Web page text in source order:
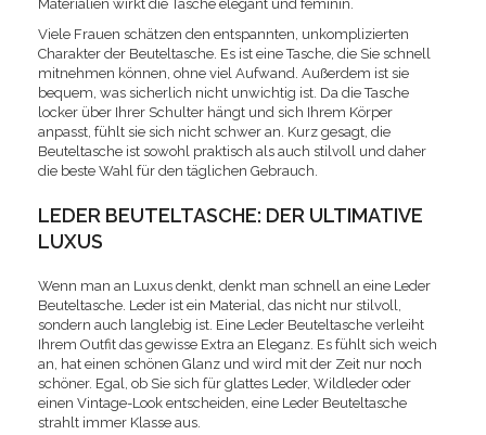
Materialien wirkt die Tasche elegant und feminin.
Viele Frauen schätzen den entspannten, unkomplizierten
Charakter der Beuteltasche. Es ist eine Tasche, die Sie schnell
mitnehmen können, ohne viel Aufwand. Außerdem ist sie
bequem, was sicherlich nicht unwichtig ist. Da die Tasche
locker über Ihrer Schulter hängt und sich Ihrem Körper
anpasst, fühlt sie sich nicht schwer an. Kurz gesagt, die
Beuteltasche ist sowohl praktisch als auch stilvoll und daher
die beste Wahl für den täglichen Gebrauch.
LEDER BEUTELTASCHE: DER ULTIMATIVE
LUXUS
Wenn man an Luxus denkt, denkt man schnell an eine Leder
Beuteltasche. Leder ist ein Material, das nicht nur stilvoll,
sondern auch langlebig ist. Eine Leder Beuteltasche verleiht
Ihrem Outfit das gewisse Extra an Eleganz. Es fühlt sich weich
an, hat einen schönen Glanz und wird mit der Zeit nur noch
schöner. Egal, ob Sie sich für glattes Leder, Wildleder oder
einen Vintage-Look entscheiden, eine Leder Beuteltasche
strahlt immer Klasse aus.